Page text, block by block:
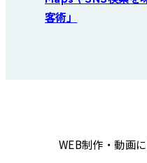
客術」
WEB制作・動画